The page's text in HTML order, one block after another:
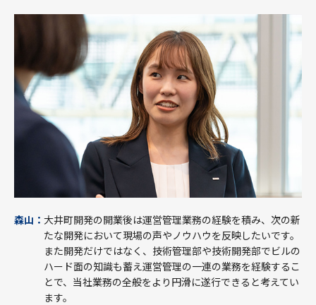
森山： 大井町開発の開業後は運営管理業務の経験を積み、次の新
たな開発において現場の声やノウハウを反映したいです。
また開発だけではなく、技術管理部や技術開発部でビルの
ハード面の知識も蓄え運営管理の一連の業務を経験するこ
とで、当社業務の全般をより円滑に遂行できると考えてい
ます。